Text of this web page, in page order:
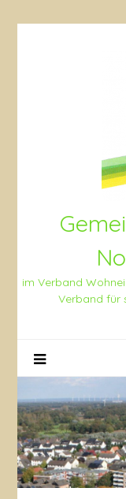
im Verband
Verband für